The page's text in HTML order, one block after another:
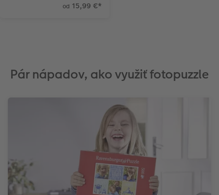
od 15,99 €*
Pár nápadov, ako využiť fotopuzzle